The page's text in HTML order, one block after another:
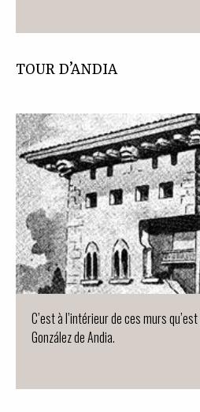
TOUR D’ANDIA
C’est à l’intérieur de ces murs
González de Andia.